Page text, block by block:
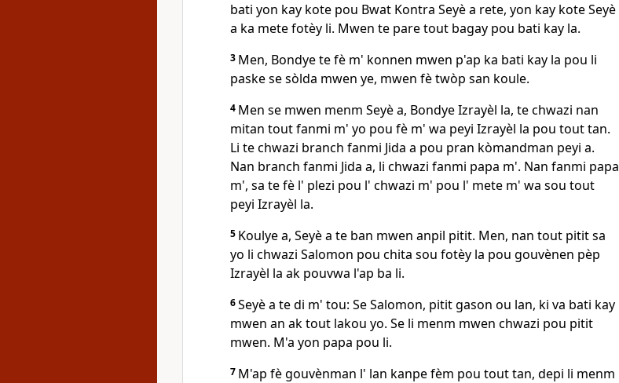
bati yon kay kote pou Bwat Kontra Seyè a rete, yon kay kote Seyè
a ka mete fotèy li. Mwen te pare tout bagay pou bati kay la.
3 Men, Bondye te fè m' konnen mwen p'ap ka bati kay la pou li
paske se sòlda mwen ye, mwen fè twòp san koule.
4 Men se mwen menm Seyè a, Bondye Izrayèl la, te chwazi nan
mitan tout fanmi m' yo pou fè m' wa peyi Izrayèl la pou tout tan.
Li te chwazi branch fanmi Jida a pou pran kòmandman peyi a.
Nan branch fanmi Jida a, li chwazi fanmi papa m'. Nan fanmi papa
m', sa te fè l' plezi pou l' chwazi m' pou l' mete m' wa sou tout
peyi Izrayèl la.
5 Koulye a, Seyè a te ban mwen anpil pitit. Men, nan tout pitit sa
yo li chwazi Salomon pou chita sou fotèy la pou gouvènen pèp
Izrayèl la ak pouvwa l'ap ba li.
6Seyè a te di m' tou: Se Salomon, pitit gason ou lan, ki va bati kay
mwen an ak tout lakou yo. Se li menm mwen chwazi pou pitit
mwen. M'a yon papa pou li.
7 M'ap fè gouvènman l' lan kanpe fèm pou tout tan, depi li menm